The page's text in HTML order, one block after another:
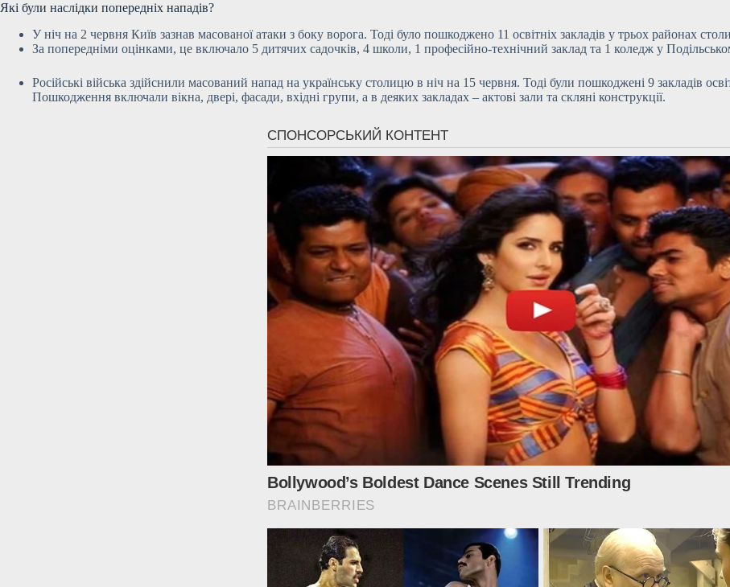
Які були наслідки попередніх нападів?
У ніч на 2 червня Київ зазнав масованої атаки з боку ворога. Тоді було пошкоджено 11 освітніх закладів у трьох районах
За попередніми оцінками, це включало 5 дитячих садочків, 4 школи, 1 професійно-технічний заклад та 1 коледж у
Російські війська здійснили масований напад на українську столицю в ніч на 15 червня. Тоді були пошкоджені 9 закладів
Пошкодження включали вікна, двері, фасади, вхідні групи, а в деяких закладах – актові зали та скляні конструкції.